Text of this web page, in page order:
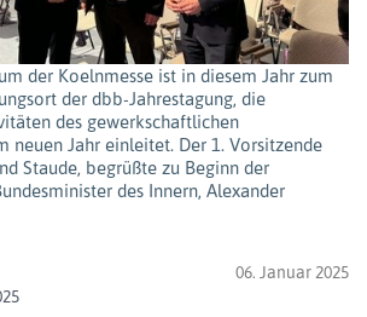
der Koelnmesse ist in diesem Jahr zum
der dbb-Jahrestagung, die
des gewerkschaftlichen
neuen Jahr einleitet. Der 1. Vorsitzende
Staude, begrüßte zu Beginn der
des Innern, Alexander
06. Januar 2025